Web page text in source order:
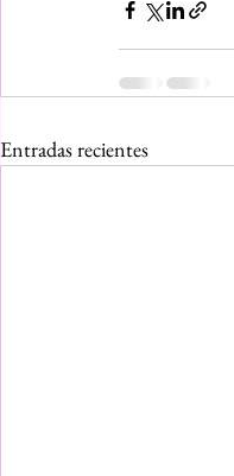
Entradas recientes